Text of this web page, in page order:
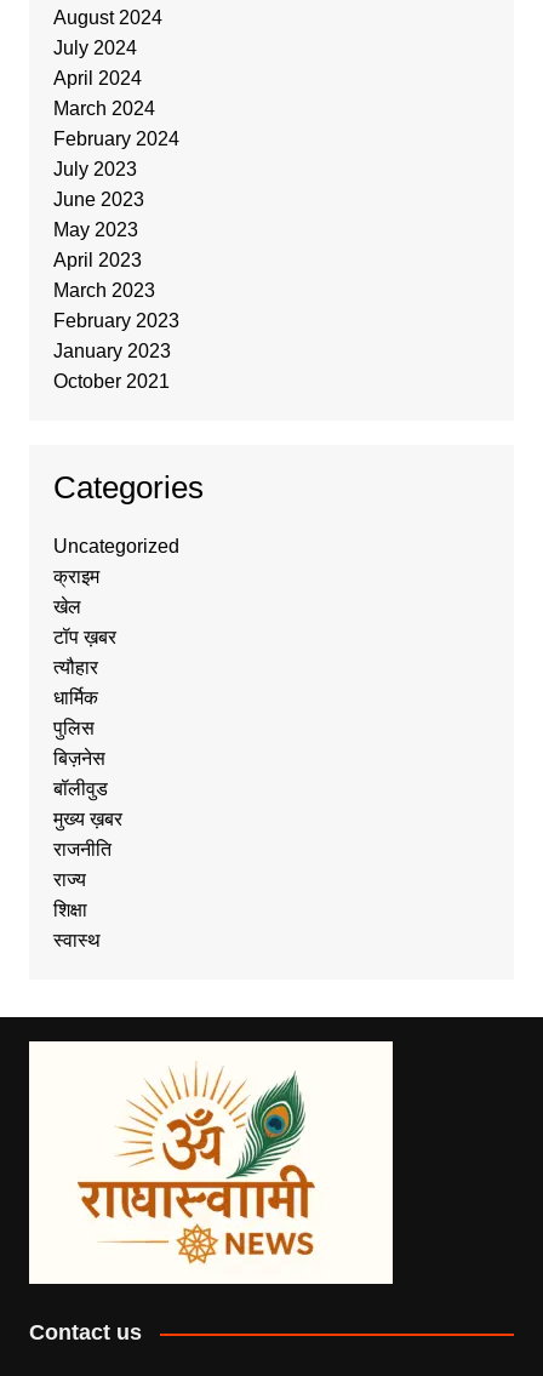
August 2024
July 2024
April 2024
March 2024
February 2024
July 2023
June 2023
May 2023
April 2023
March 2023
February 2023
January 2023
October 2021
Categories
Uncategorized
क्राइम
खेल
टॉप ख़बर
त्यौहार
धार्मिक
पुलिस
बिज़नेस
बॉलीवुड
मुख्य ख़बर
राजनीति
राज्य
शिक्षा
स्वास्थ
Contact us